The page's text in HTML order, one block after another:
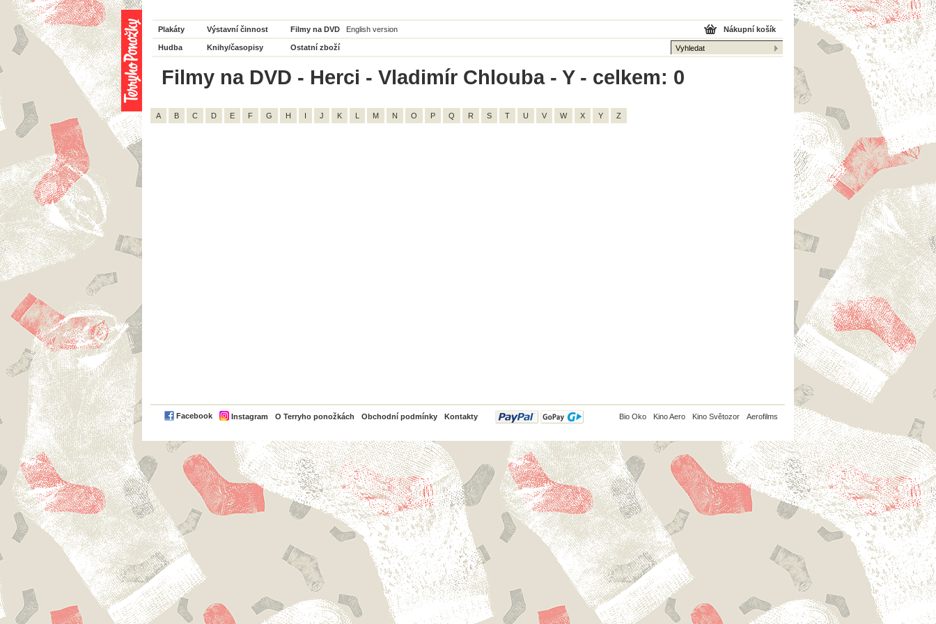
Plakáty Výstavní činnost Filmy na DVD English version
Hudba Knihy/časopisy Ostatní zboží
Nákupní košík
Filmy na DVD - Herci - Vladimír Chlouba - Y - celkem: 0
A B C D E F G H I J K L M N O P Q R S T U V W X Y Z
Facebook Instagram O Terryho ponožkách Obchodní podmínky Kontakty
PayPal Bio Oko Kino Aero Kino Světozor Aerofilms